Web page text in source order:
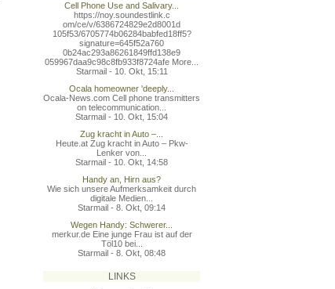
Cell Phone Use and Salivary...
https://noy.soundestlink.c
om/ce/v/6386724829e2d8001d
105f53/6705774b06284babfed18ff5?
signature=645f52a760
0b24ac293a86261849ffd138e9
059967daa9c98c8fb933f8724afe More...
Starmail - 10. Okt, 15:11
Ocala homeowner 'deeply...
Ocala-News.com Cell phone transmitters
on telecommunication...
Starmail - 10. Okt, 15:04
Zug kracht in Auto –...
Heute.at Zug kracht in Auto – Pkw-
Lenker von...
Starmail - 10. Okt, 14:58
Handy an, Hirn aus?
Wie sich unsere Aufmerksamkeit durch
digitale Medien...
Starmail - 8. Okt, 09:14
Wegen Handy: Schwerer...
merkur.de Eine junge Frau ist auf der
Töl10 bei...
Starmail - 8. Okt, 08:48
LINKS